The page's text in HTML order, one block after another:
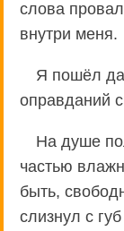
слова
внутри меня.
Я пошёл
оправданий
На душе
частью
быть,
слизнул с